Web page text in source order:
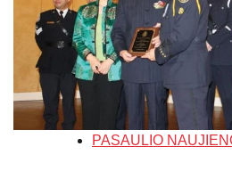
PASAULIO